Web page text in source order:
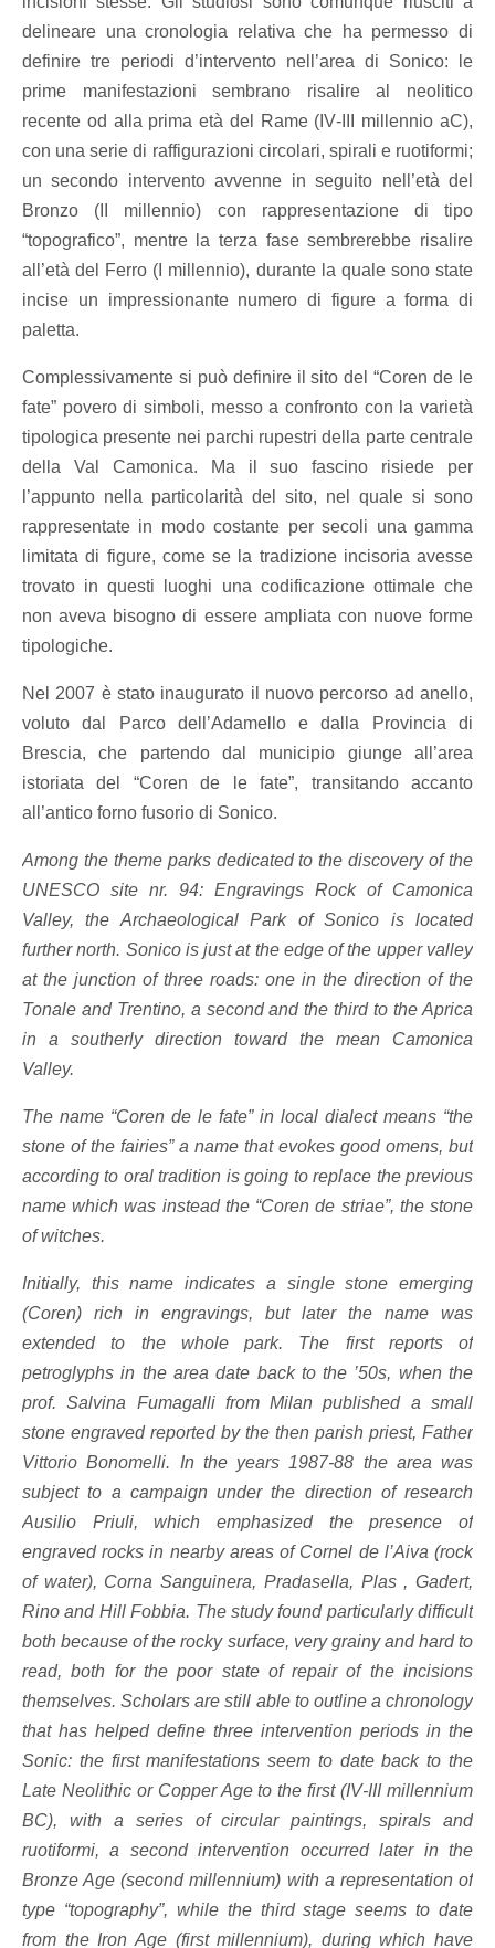
delineare una cronologia relativa che ha permesso di
definire tre periodi d’intervento nell’area di Sonico: le
prime manifestazioni sembrano risalire al neolitico
recente od alla prima età del Rame (IV‐III millennio aC),
con una serie di raffigurazioni circolari, spirali e ruotiformi;
un secondo intervento avvenne in seguito nell’età del
Bronzo (II millennio) con rappresentazione di tipo
“topografico”, mentre la terza fase sembrerebbe risalire
all’età del Ferro (I millennio), durante la quale sono state
incise un impressionante numero di figure a forma di
paletta.
Complessivamente si può definire il sito del “Coren de le
fate” povero di simboli, messo a confronto con la varietà
tipologica presente nei parchi rupestri della parte centrale
della Val Camonica. Ma il suo fascino risiede per
l’appunto nella particolarità del sito, nel quale si sono
rappresentate in modo costante per secoli una gamma
limitata di figure, come se la tradizione incisoria avesse
trovato in questi luoghi una codificazione ottimale che
non aveva bisogno di essere ampliata con nuove forme
tipologiche.
Nel 2007 è stato inaugurato il nuovo percorso ad anello,
voluto dal Parco dell’Adamello e dalla Provincia di
Brescia, che partendo dal municipio giunge all’area
istoriata del “Coren de le fate”, transitando accanto
all’antico forno fusorio di Sonico.
Among the theme parks dedicated to the discovery of the
UNESCO site nr. 94: Engravings Rock of Camonica
Valley, the Archaeological Park of Sonico is located
further north. Sonico is just at the edge of the upper valley
at the junction of three roads: one in the direction of the
Tonale and Trentino, a second and the third to the Aprica
in a southerly direction toward the mean Camonica
Valley.
The name “Coren de le fate” in local dialect means “the
stone of the fairies” a name that evokes good omens, but
according to oral tradition is going to replace the previous
name which was instead the “Coren de striae”, the stone
of witches.
Initially, this name indicates a single stone emerging
(Coren) rich in engravings, but later the name was
extended to the whole park. The first reports of
petroglyphs in the area date back to the ’50s, when the
prof. Salvina Fumagalli from Milan published a small
stone engraved reported by the then parish priest, Father
Vittorio Bonomelli. In the years 1987‐88 the area was
subject to a campaign under the direction of research
Ausilio Priuli, which emphasized the presence of
engraved rocks in nearby areas of Cornel de l’Aiva (rock
of water), Corna Sanguinera, Pradasella, Plas , Gadert,
Rino and Hill Fobbia. The study found particularly difficult
both because of the rocky surface, very grainy and hard to
read, both for the poor state of repair of the incisions
themselves. Scholars are still able to outline a chronology
that has helped define three intervention periods in the
Sonic: the first manifestations seem to date back to the
Late Neolithic or Copper Age to the first (IV‐III millennium
BC), with a series of circular paintings, spirals and
ruotiformi, a second intervention occurred later in the
Bronze Age (second millennium) with a representation of
type “topography”, while the third stage seems to date
from the Iron Age (first millennium), during which have